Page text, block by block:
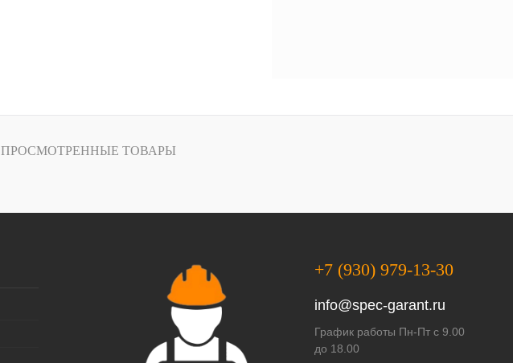
ПРОСМОТРЕННЫЕ ТОВАРЫ
+7 (930) 979-13-30
info@spec-garant.ru
График работы Пн-Пт с 9.00
до 18.00